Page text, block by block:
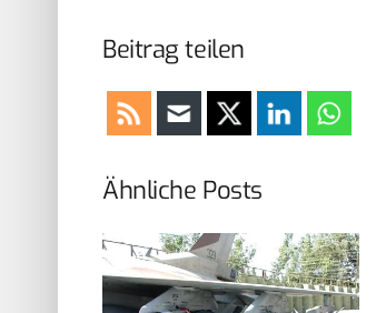
Beitrag teilen
Ähnliche Posts